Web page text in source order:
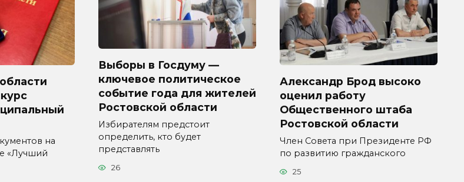
на
«Лучший
Выборы в Госдуму —
ключевое политическое
событие года для жителей
Ростовской области
Избирателям предстоит
определить, кто будет
представлять
26
Александр Брод высоко
оценил работу
Общественного штаба
Ростовской области
Член Совета при Президенте РФ
по развитию гражданского
25